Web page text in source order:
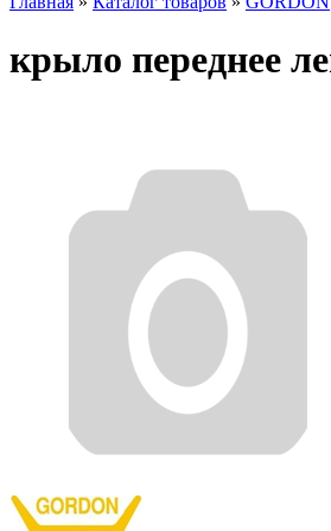
крыло переднее